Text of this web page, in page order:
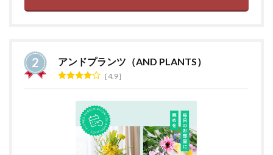
アンドプランツ（AND PLANTS）
4.9